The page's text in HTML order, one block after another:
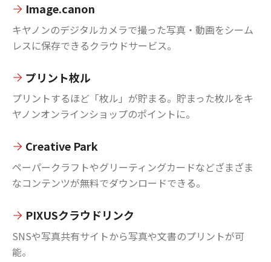
Image.canon
キヤノンのデジタルカメラで撮った写真・動画をシーム
レスに保存できるクラウドサービス。
プリント枚ル
プリントするほど「枚ル」が貯まる。貯まった枚ルをキ
ヤノンオンラインショップのポイントに。
Creative Park
ペーパークラフトやグリーティングカードなどざまざま
なコンテンツが無料でダウンロードできる。
PIXUSクラウドリンク
SNSや写真共有サイトから写真や文書のプリントが可
能。